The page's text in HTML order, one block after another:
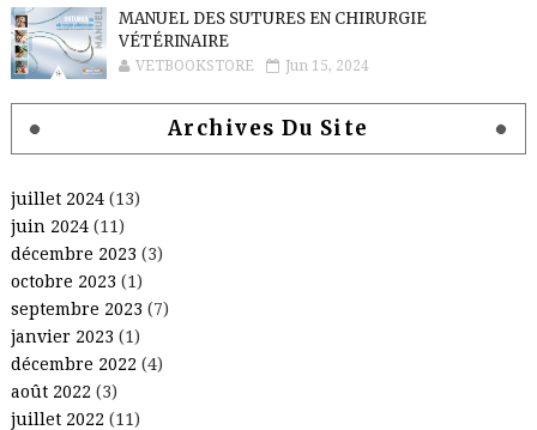
MANUEL DES SUTURES EN CHIRURGIE
VÉTÉRINAIRE
VETBOOKSTORE Jun 15, 2024
Archives Du Site
juillet 2024(13)
juin 2024(11)
décembre 2023 (3)
octobre 2023 (1)
septembre 2023 (7)
janvier 2023 (1)
décembre 2022 (4)
août 2022 (3)
juillet 2022 (11)